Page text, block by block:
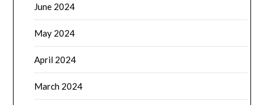
June 2024
May 2024
April 2024
March 2024